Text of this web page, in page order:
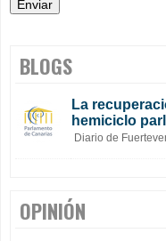
BLOGS
La
hemiciclo
Diario de
OPINIÓN